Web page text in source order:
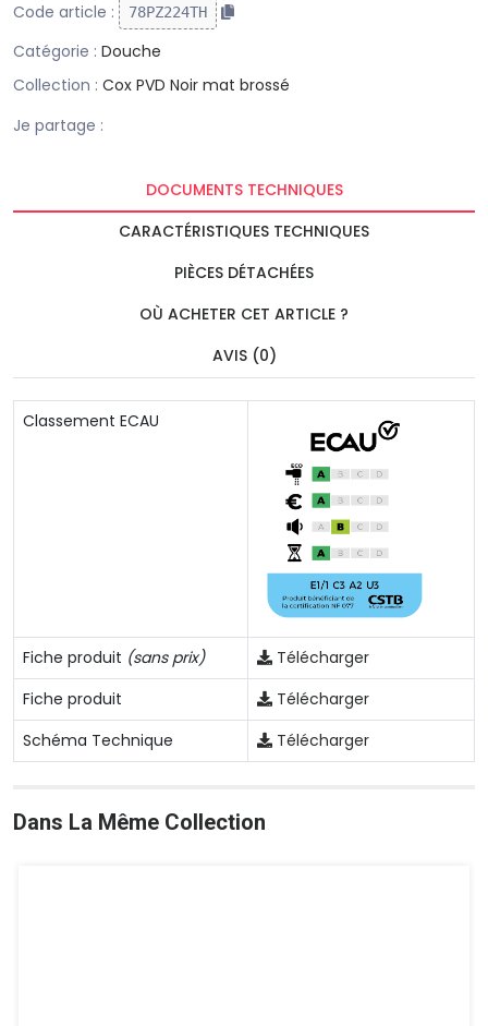
Code article : 78PZ224TH
Catégorie : Douche
Collection : Cox PVD Noir mat brossé
Je partage :
DOCUMENTS TECHNIQUES
CARACTÉRISTIQUES TECHNIQUES
PIÈCES DÉTACHÉES
OÙ ACHETER CET ARTICLE ?
AVIS (0)
Classement ECAU
Fiche produit (sans prix)
Télécharger
Fiche produit
Télécharger
Schéma Technique
Télécharger
Dans La Même Collection